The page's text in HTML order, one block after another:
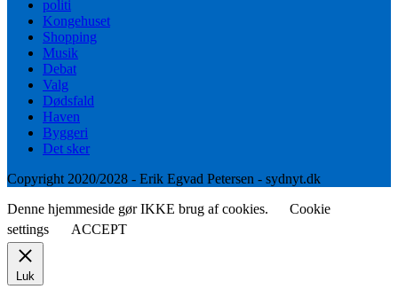
politi
Kongehuset
Shopping
Musik
Debat
Valg
Dødsfald
Haven
Byggeri
Det sker
Copyright 2020/2028 - Erik Egvad Petersen - sydnyt.dk
Denne hjemmeside gør IKKE brug af cookies.
Cookie
settings
ACCEPT
Luk